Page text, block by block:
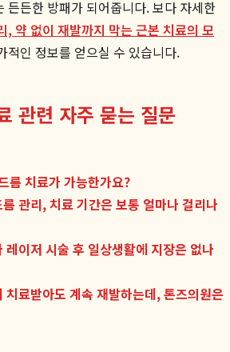
든든한 방패가 되어줍니다. 보다 자세한
, 약 없이 재발까지 막는 근본 치료의 모
적인 정보를 얻으실 수 있습니다.
관련 자주 묻는 질문
름 치료가 가능한가요?
관리, 치료 기간은 보통 얼마나 걸리나
이저 시술 후 일상생활에 지장은 없나
치료받아도 계속 재발하는데, 톤즈의원은